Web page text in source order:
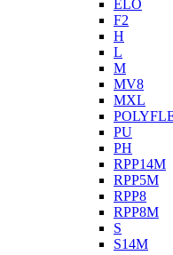
ELO
F2
H
L
M
MV8
MXL
PU
PH
RPP14M
RPP5M
RPP8
RPP8M
S
S14M